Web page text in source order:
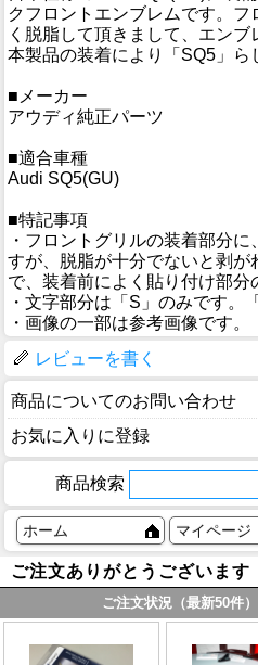
クフロントエンブレムです。フ
く脱脂して頂きまして、エンブ
本製品の装着により「SQ5」ら
■メーカー
アウディ純正パーツ
■適合車種
Audi SQ5(GU)
■特記事項
・フロントグリルの装着部分
すが、脱脂が十分でないと剥
で、装着前によく貼り付け部分
・文字部分は「S」のみです。
・画像の一部は参考画像です。
レビューを書く
商品についてのお問い合わせ
お気に入りに登録
商品検索
ホーム マイページ
ご注文ありがとうございます